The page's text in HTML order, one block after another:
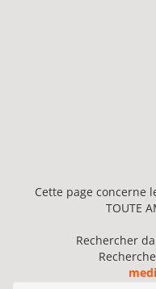
Cette page concerne
TOUTE
Rechercher